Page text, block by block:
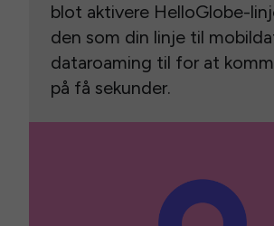
blot aktivere HelloGlobe-
den som din linje til
dataroaming til for at
på få sekunder.